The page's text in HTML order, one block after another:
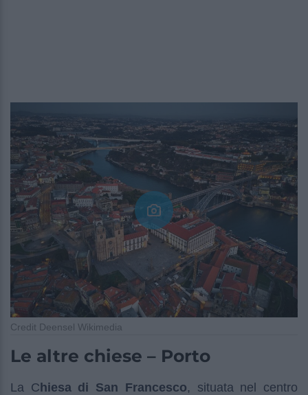
Credit Deensel Wikimedia
Le altre chiese – Porto
La C hiesa di San Francesco, situata nel centro